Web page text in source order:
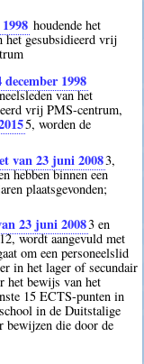
houdende het
het gesubsidieerd vrij
1998
van het
vrij PMS-centrum,
5, worden de
van 23 juni 20083,
hebben binnen een
plaatsgevonden;
23 juni 20083en
wordt aangevuld met
om een personeelslid
in het lager of secundair
het bewijs van het
15 ECTS-punten in
in de Duitstalige
bewijzen die door de